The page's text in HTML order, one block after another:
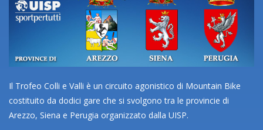
Il Trofeo Colli e Valli è un circuito agonistico di Mountain Bike
costituito da dodici gare che si svolgono tra le provincie di
Arezzo, Siena e Perugia organizzato dalla UISP.